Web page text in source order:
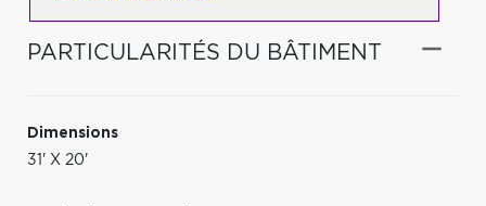
PARTICULARITÉS DU BÂTIMENT
Dimensions
31' X 20'